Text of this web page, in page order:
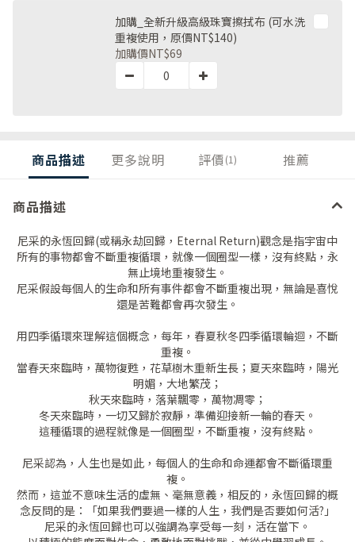
加購_全新升級高級珠寶擦拭布 (可水洗
重複使用，原價NT$140)
加購價NT$69
商品描述 更多說明 評價(1) 推薦
商品描述
尼采的永恆回歸(或稱永劫回歸，Eternal Return)觀念是指宇宙中
所有的事物都會不斷重複循環，就像一個圈型一樣，沒有終點，永
無止境地重複發生。
尼采假設每個人的生命和所有事件都會不斷重複出現，無論是喜悅
還是苦難都會再次發生。
用四季循環來理解這個概念，每年，春夏秋冬四季循環輪迴，不斷
重複。
當春天來臨時，萬物復甦，花草樹木重新生長；夏天來臨時，陽光
明媚，大地繁茂；
秋天來臨時，落葉飄零，萬物凋零；
冬天來臨時，一切又歸於寂靜，準備迎接新一輪的春天。
這種循環的過程就像是一個圈型，不斷重複，沒有終點。
尼采認為，人生也是如此，每個人的生命和命運都會不斷循環重
複。
然而，這並不意味生活的虛無、毫無意義，相反的，永恆回歸的概
念反問的是：「如果我們要過一樣的人生，我們是否要如何活?」
尼采的永恆回歸也可以強調為享受每一刻，活在當下。